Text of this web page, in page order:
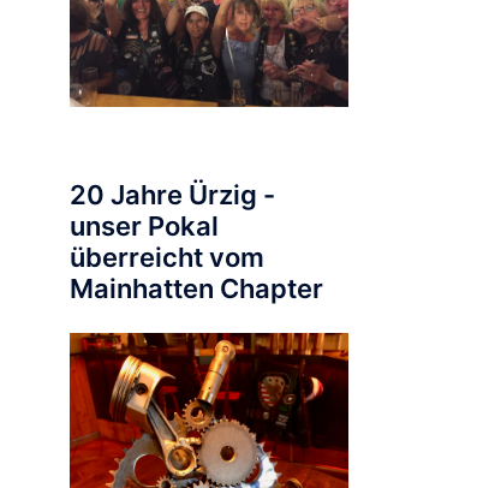
20 Jahre Ürzig -
unser Pokal
überreicht vom
Mainhatten Chapter